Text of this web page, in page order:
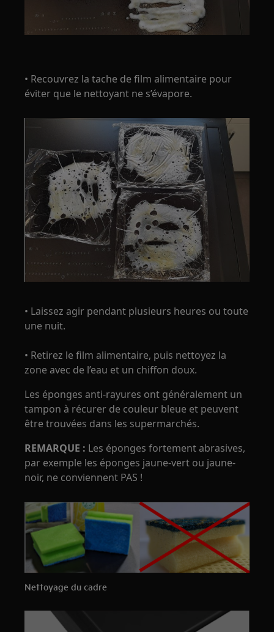
• Recouvrez la tache de film alimentaire pour
éviter que le nettoyant ne s’évapore.
• Laissez agir pendant plusieurs heures ou toute
une nuit.
• Retirez le film alimentaire, puis nettoyez la
zone avec de l’eau et un chiffon doux.
Les éponges anti-rayures ont généralement un
tampon à récurer de couleur bleue et peuvent
être trouvées dans les supermarchés.
REMARQUE : Les éponges fortement abrasives,
par exemple les éponges jaune-vert ou jaune-
noir, ne conviennent PAS !
Nettoyage du cadre